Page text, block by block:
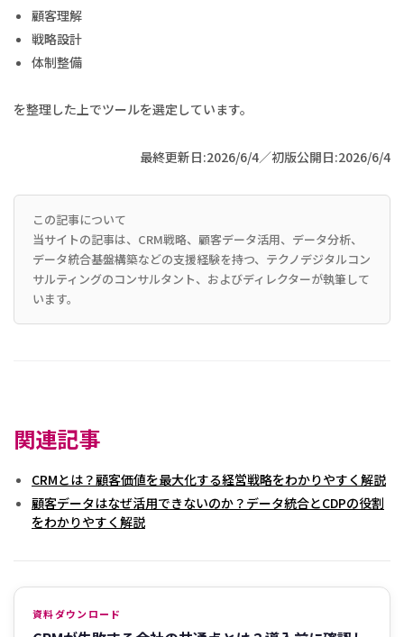
顧客理解
戦略設計
体制整備
を整理した上でツールを選定しています。
最終更新日:2026/6/4／初版公開日:2026/6/4
この記事について
当サイトの記事は、CRM戦略、顧客データ活用、データ分析、
データ統合基盤構築などの支援経験を持つ、テクノデジタルコン
サルティングのコンサルタント、およびディレクターが執筆して
います。
関連記事
CRMとは？顧客価値を最大化する経営戦略をわかりやすく解説
顧客データはなぜ活用できないのか？データ統合とCDPの役割
をわかりやすく解説
資料ダウンロード